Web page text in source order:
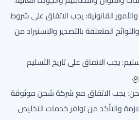
القانونية: يجب الاتفاق على شروط
المتعلقة بالتصدير والاستيراد من
يجب الاتفاق على تاريخ التسليم
يجب الاتفاق مع شركة شحن موثوقة
والتأكد من توافر خدمات التخليص